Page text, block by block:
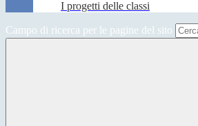
I progetti delle classi
Campo di ricerca per le pagine del sito